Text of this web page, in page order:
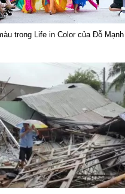
trong Life in Color của Đỗ